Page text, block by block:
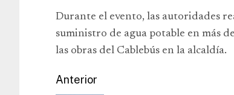
Durante el evento, las autoridades
suministro de agua potable en más
las obras del Cablebús en la alcaldía.
Anterior